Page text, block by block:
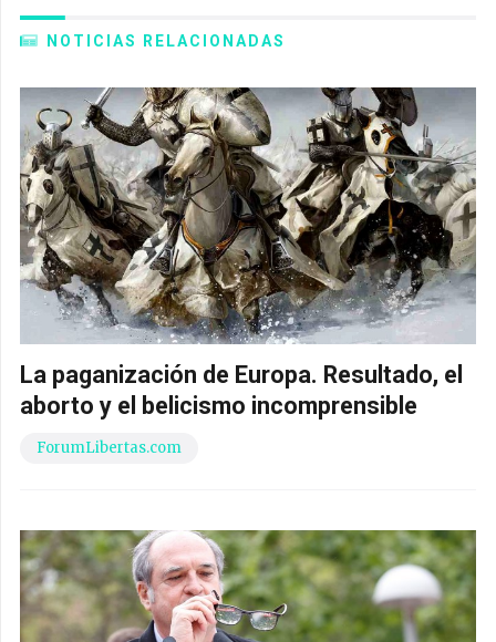
NOTICIAS RELACIONADAS
La paganización de Europa. Resultado, el
aborto y el belicismo incomprensible
ForumLibertas.com